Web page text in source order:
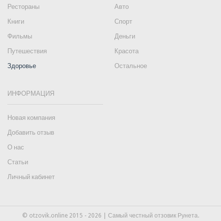
Рестораны
Авто
Книги
Спорт
Фильмы
Деньги
Путешествия
Красота
Здоровье
Остальное
ИНФОРМАЦИЯ
Новая компания
Добавить отзыв
О нас
Статьи
Личный кабинет
© otzovik.online 2015 - 2026 | Самый честный отзовик Рунета.